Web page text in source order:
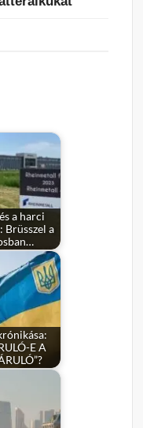
a harci
Brüsszel a
E A